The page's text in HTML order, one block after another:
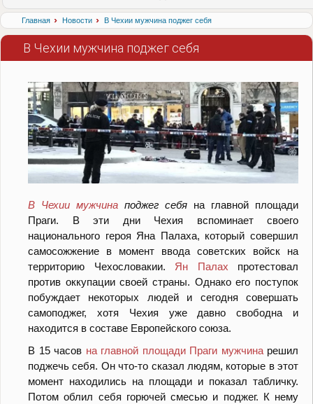
Главная › Новости › В Чехии мужчина поджег себя
В Чехии мужчина поджег себя
В Чехии мужчина поджег себя на главной площади
Праги. В эти дни Чехия вспоминает своего
национального героя Яна Палаха, который совершил
самосожжение в момент ввода советских войск на
территорию Чехословакии. Ян Палах протестовал
против оккупации своей страны. Однако его поступок
побуждает некоторых людей и сегодня совершать
самоподжег, хотя Чехия уже давно свободна и
находится в составе Европейского союза.
В 15 часов на главной площади Праги мужчинарешил
поджечь себя. Он что-то сказал людям, которые в этот
момент находились на площади и показал табличку.
Потом облил себя горючей смесью и поджег. К нему